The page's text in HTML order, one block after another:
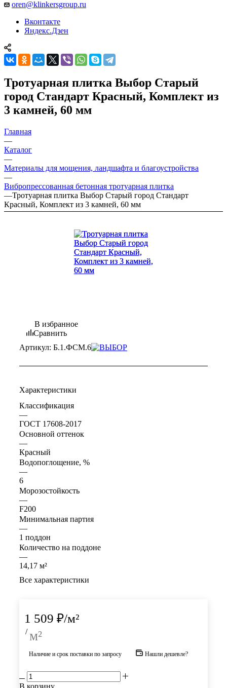
oren@klinkersgroup.ru
Вконтакте
Яндекс.Дзен
Тротуарная плитка Выбор Старый
город Стандарт Красный, Комплект из
3 камней, 60 мм
Главная
—
Каталог
—
Материалы для мощения, ландшафта и благоустройства
—
Вибропрессованная бетонная тротуарная плитка
—Тротуарная плитка Выбор Старый город Стандарт
Красный, Комплект из 3 камней, 60 мм
В избранное
Сравнить
Артикул: Б.1.ФСМ.6
Характеристики
Классификация
—
ГОСТ 17608-2017
Основной оттенок
—
Красный
Водопоглощение, %
—
6
Морозостойкость
—
F200
Минимальная партия
—
1 поддон
Количество на поддоне
—
14,17 м²
Все характеристики
1 509 ₽/м²
/ м²
Наличие и срок поставки по запросу Нашли дешевле?